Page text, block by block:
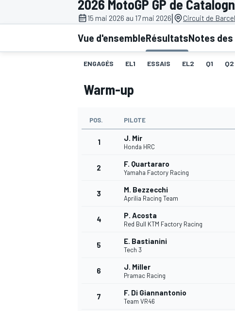
2026 MotoGP GP de
15 mai 2026 au 17 mai 2026| Circuit de
Vue d'ensembleRésultatsNotes
ENGAGÉS EL1 ESSAIS EL2 Q1 Q2
Warm-up
POS. PILOTE
1 J. Mir
Honda HRC
2 F. Quartararo
Yamaha Factory Racing
3 M. Bezzecchi
Aprilia Racing Team
4 P. Acosta
Red Bull KTM Factory Racing
5 E. Bastianini
Tech 3
6 J. Miller
Pramac Racing
7 F. Di Giannantonio
Team VR46